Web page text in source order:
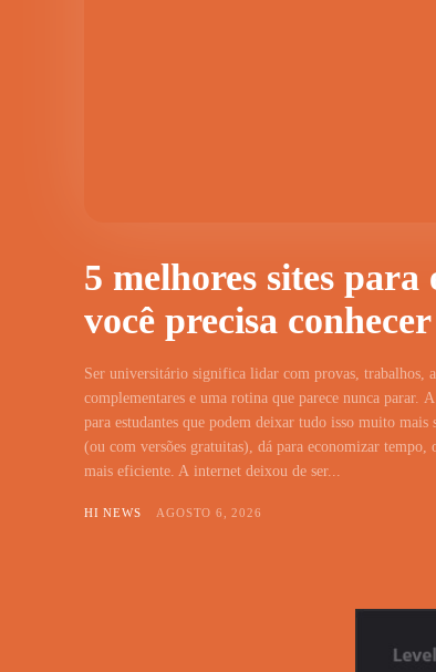
5 melhores sites para
você precisa conhecer
Ser universitário significa lidar com provas, trabalhos,
complementares e uma rotina que parece nunca parar.
para estudantes que podem deixar tudo isso muito
(ou com versões gratuitas), dá para economizar
mais eficiente. A internet deixou de ser...
HI NEWS AGOSTO 6, 2026